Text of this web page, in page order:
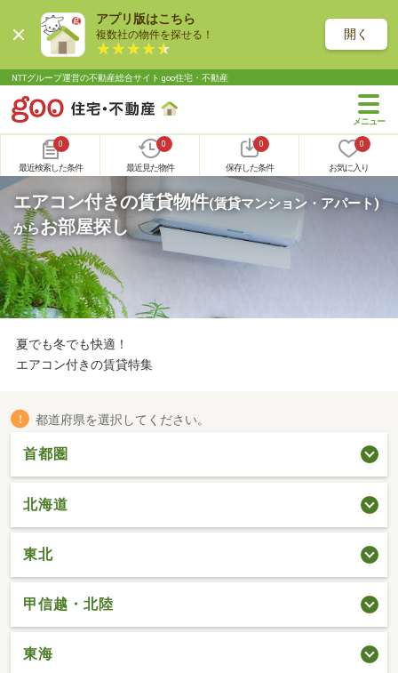
アプリ版はこちら
複数社の物件を探せる！ 開く
NTTグループ運営の不動産総合サイト goo住宅・不動産
0
最近検索した条件
0
最近見た物件
0
保存した条件
0
お気に入り
エアコン付きの賃貸物件(賃貸マンション・アパート)
からお部屋探し
夏でも冬でも快適！
エアコン付きの賃貸特集
都道府県を選択してください。
首都圏
北海道
東北
甲信越・北陸
東海